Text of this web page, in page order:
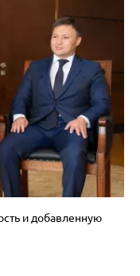
и добавленную